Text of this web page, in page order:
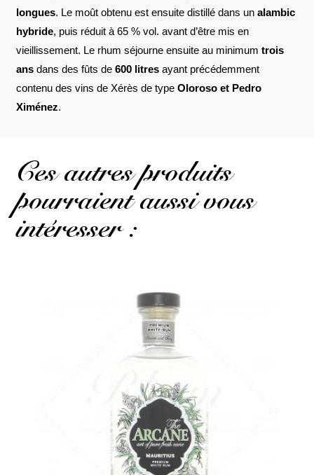
longues. Le moût obtenu est ensuite distillé dans un alambic
hybride, puis réduit à 65 % vol. avant d’être mis en
vieillissement. Le rhum séjourne ensuite au minimum trois
ansdans des fûts de600 litresayant précédemment
contenu des vins de Xérès de type Oloroso et Pedro
Ximénez.
Ces autres produits
pourraient aussi vous
intéresser :